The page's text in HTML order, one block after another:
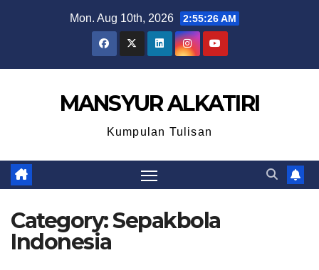
Mon. Aug 10th, 2026 2:55:27 AM
MANSYUR ALKATIRI
Kumpulan Tulisan
Category:Sepakbola
Indonesia